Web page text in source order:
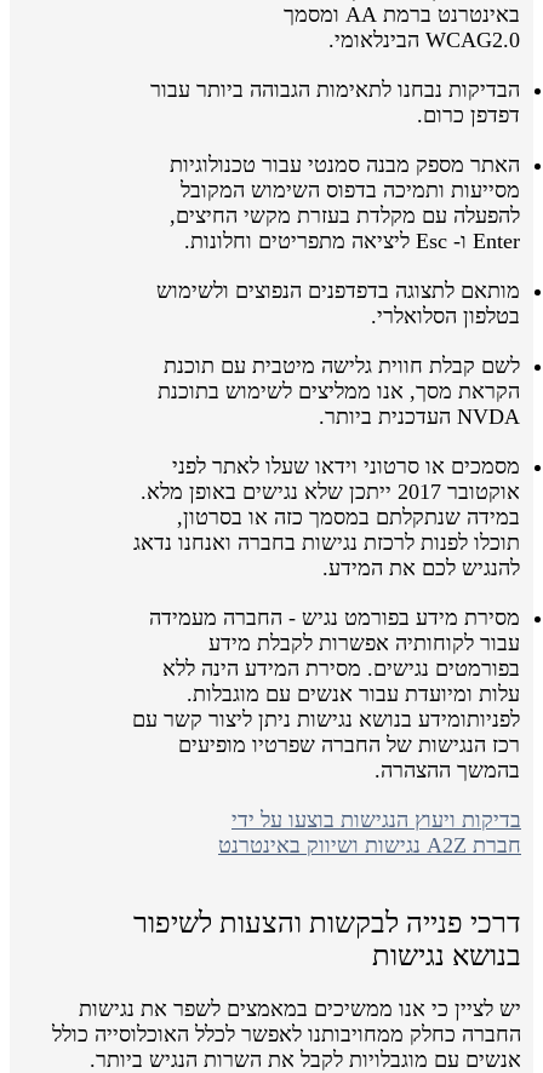
באינטרנט ברמת AA ומסמך
WCAG2.0 הבינלאומי.
הבדיקות נבחנו לתאימות הגבוהה ביותר עבור
דפדפן כרום.
האתר מספק מבנה סמנטי עבור טכנולוגיות
מסייעות ותמיכה בדפוס השימוש המקובל
להפעלה עם מקלדת בעזרת מקשי החיצים,
Enter ו- Esc ליציאה מתפריטים וחלונות.
מותאם לתצוגה בדפדפנים הנפוצים ולשימוש
בטלפון הסלואלרי.
לשם קבלת חווית גלישה מיטבית עם תוכנת
הקראת מסך, אנו ממליצים לשימוש בתוכנת
NVDA העדכנית ביותר.
מסמכים או סרטוני וידאו שעלו לאתר לפני
אוקטובר 2017 ייתכן שלא נגישים באופן מלא.
במידה שנתקלתם במסמך כזה או בסרטון,
תוכלו לפנות לרכזת נגישות בחברה ואנחנו נדאג
להנגיש לכם את המידע.
מסירת מידע בפורמט נגיש - החברה מעמידה
עבור לקוחותיה אפשרות לקבלת מידע
בפורמטים נגישים. מסירת המידע הינה ללא
עלות ומיועדת עבור אנשים עם מוגבלות.
לפניותומידע בנושא נגישות ניתן ליצור קשר עם
רכז הנגישות של החברה שפרטיו מופיעים
בהמשך ההצהרה.
בדיקות ויעוץ הנגישות בוצעו על ידי
חברת A2Z נגישות ושיווק באינטרנט
דרכי פנייה לבקשות והצעות לשיפור
בנושא נגישות
יש לציין כי אנו ממשיכים במאמצים לשפר את נגישות
החברה כחלק ממחויבותנו לאפשר לכלל האוכלוסייה כולל
אנשים עם מוגבלויות לקבל את השרות הנגיש ביותר.